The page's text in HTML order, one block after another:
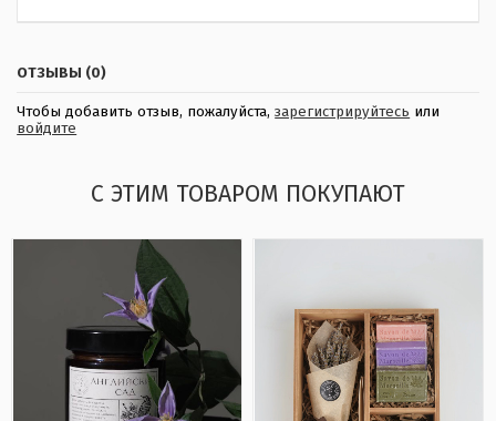
ОТЗЫВЫ (0)
Чтобы добавить отзыв, пожалуйста,зарегистрируйтесь или
войдите
С ЭТИМ ТОВАРОМ ПОКУПАЮТ